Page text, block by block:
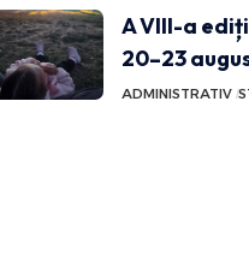
A VIII-a
20–23
ADMINISTRATIV